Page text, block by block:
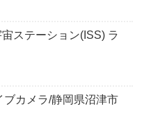
ステーション(ISS) ラ
ブカメラ/静岡県沼津市